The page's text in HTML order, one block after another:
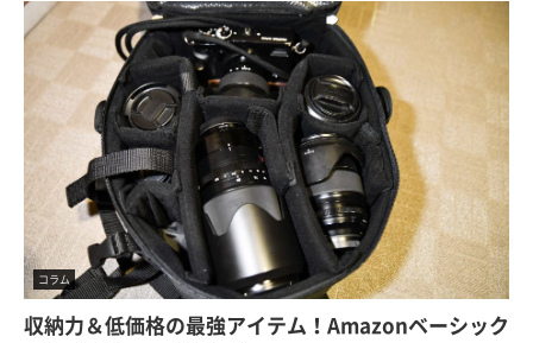
コラム
収納力＆低価格の最強アイテム！Amazonベーシック